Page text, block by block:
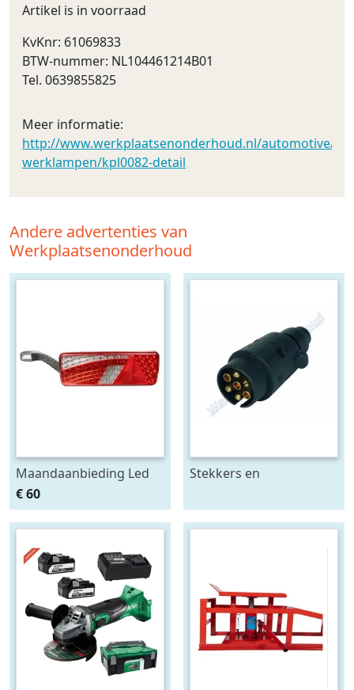
Artikel is in voorraad
KvKnr: 61069833
BTW-nummer: NL104461214B01
Tel. 0639855825
Meer informatie:
http://www.werkplaatsenonderhoud.nl/automotive/
werklampen/kpl0082-detail
Andere advertenties van
Werkplaatsenonderhoud
Maandaanbieding Led
achterlicht 12-24V links
m. breedtelamp
€ 60
Stekkers en